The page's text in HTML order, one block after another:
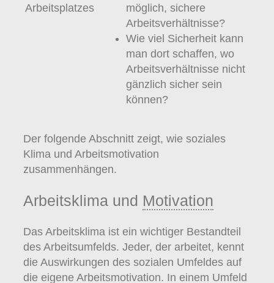
Arbeitsplatzes
möglich, sichere
Arbeitsverhältnisse?
Wie viel Sicherheit kann
man dort schaffen, wo
Arbeitsverhältnisse nicht
gänzlich sicher sein
können?
Der folgende Abschnitt zeigt, wie soziales
Klima und Arbeitsmotivation
zusammenhängen.
Arbeitsklima und Motivation
Das Arbeitsklima ist ein wichtiger Bestandteil
des Arbeitsumfelds. Jeder, der arbeitet, kennt
die Auswirkungen des sozialen Umfeldes auf
die eigene Arbeitsmotivation. In einem Umfeld